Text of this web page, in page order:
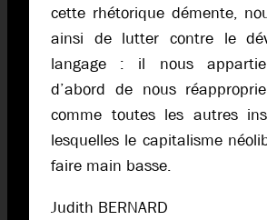
cette rhétorique démente,
ainsi de lutter contre le
langage : il nous
d’abord de nous
comme toutes les autres
lesquelles le capitalisme
faire main basse.
Judith BERNARD